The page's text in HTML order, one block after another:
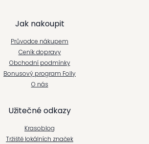
Jak nakoupit
Průvodce nákupem
Ceník dopravy
Obchodní podmínky
Bonusový program Folly
O nás
Užitečné odkazy
Krasoblog
Tržiště lokálních značek